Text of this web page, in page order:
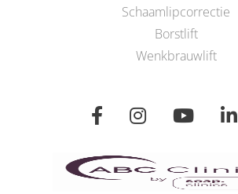
Schaamlipcorrectie
Borstlift
Wenkbrauwlift